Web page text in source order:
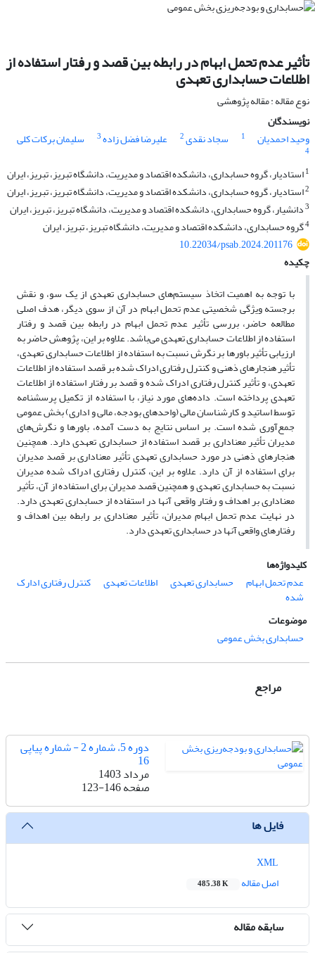
تأثیر عدم تحمل ابهام در رابطه بین قصد و رفتار استفاده از
اطلاعات حسابداری تعهدی
نوع مقاله : مقاله پژوهشی
نویسندگان
وحید احمدیان
1 سجاد نقدی2 علیرضا فضل زاده3 سلیمان برکات کلی
4
1استادیار، گروه حسابداری، دانشکده اقتصاد و مدیریت، دانشگاه تبریز، تبریز، ایران
2استادیار، گروه حسابدارى، دانشکده اقتصاد و مدیریت، دانشگاه تبریز، تبریز، ایران
3دانشیار، گروه حسابداری، دانشکده اقتصاد و مدیریت، دانشگاه تبریز، تبریز، ایران
4گروه حسابداری، دانشکده اقتصاد و مدیریت، دانشگاه تبریز، تبریز، ایران
10.22034/psab.2024.201176
چکیده
با توجه به اهمیت اتخاذ سیستم‌های حسابداری تعهدی از یک سو، و نقش
برجسته ویژگی شخصیتی عدم تحمل ابهام در آن از سوی دیگر، هدف اصلی
مطالعه حاضر، بررسی تأثیر عدم تحمل ابهام در رابطه بین قصد و رفتار
استفاده از اطلاعات حسابداری تعهدی می‌باشد. علاوه بر این، پژوهش حاضر به
ارزیابی تأثیر باورها بر نگرش نسبت به استفاده از اطلاعات حسابداری تعهدی،
تأثیر هنجارهای ذهنی و کنترل رفتاری ادراک شده بر قصد استفاده از اطلاعات
تعهدی، و تأثیر کنترل رفتاری ادراک شده و قصد بر رفتار استفاده از اطلاعات
تعهدی پرداخته است. داده‌های مورد نیاز، با استفاده از تکمیل پرسشنامه
توسط اساتید و کارشناسان مالی (واحدهای بودجه، مالی و اداری) بخش عمومی
جمع‌آوری شده است. بر اساس نتایج به دست آمده، باورها و نگرش‌های
مدیران تأثیر معناداری بر قصد استفاده از حسابداری تعهدی دارد. همچنین
هنجارهای ذهنی در مورد حسابداری تعهدی تأثیر معناداری بر قصد مدیران
برای استفاده از آن دارد. علاوه بر این، کنترل رفتاری ادراک شده مدیران
نسبت به حسابداری تعهدی و همچنین قصد مدیران برای استفاده از آن، تأثیر
معناداری بر اهداف و رفتار واقعی آنها در استفاده از حسابداری تعهدی دارد.
در نهایت عدم تحمل ابهام مدیران، تأثیر معناداری بر رابطه بین اهداف و
رفتارهای واقعی آنها در حسابداری تعهدی دارد.
کلیدواژه‌ها
عدم تحمل ابهام
حسابداری تعهدی اطلاعات تعهدی کنترل رفتاری ادارک
شده
موضوعات
حسابداری بخش عمومی
مراجع
دوره 5، شماره 2 - شماره پیاپی
16
مرداد 1403
صفحه123-146
فایل ها
اصل مقاله
485.38 K
سابقه مقاله